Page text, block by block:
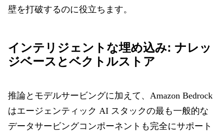
壁を打破するのに役立ちます。
インテリジェントな埋め込み: ナレッ
ジベースとベクトルストア
推論とモデルサービングに加えて、Amazon Bedrock
はエージェンティック AI スタックの最も一般的な
データサービングコンポーネントも完全にサポート